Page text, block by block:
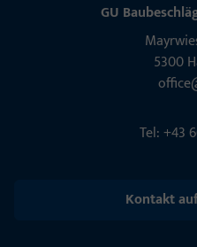
GU
5300
Tel: +43
Kontakt